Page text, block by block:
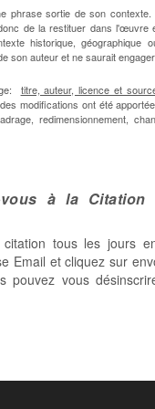
phrase sortie de son
de la restituer dans l'œuvre
historique, géographique
son auteur et ne saurait
titre, auteur, licence et
modifications ont été
redimensionnement,
vous à la
tous les jours
Email et cliquez sur
pouvez vous